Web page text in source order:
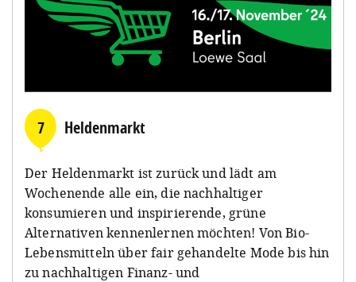
7 Heldenmarkt
Der Heldenmarkt ist zurück und lädt am
Wochenende alle ein, die nachhaltiger
konsumieren und inspirierende, grüne
Alternativen kennenlernen möchten! Von Bio-
Lebensmitteln über fair gehandelte Mode bis hin
zu nachhaltigen Finanz- und